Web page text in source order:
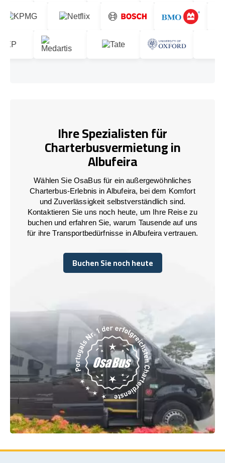
Ihre Spezialisten für
Charterbusvermietung in
Albufeira
Wählen Sie OsaBus für ein außergewöhnliches
Charterbus-Erlebnis in Albufeira, bei dem Komfort
und Zuverlässigkeit selbstverständlich sind.
Kontaktieren Sie uns noch heute, um Ihre Reise zu
buchen und erfahren Sie, warum Tausende auf uns
für ihre Transportbedürfnisse in Albufeira vertrauen.
Buchen Sie noch heute
Buchen Sie noch heute